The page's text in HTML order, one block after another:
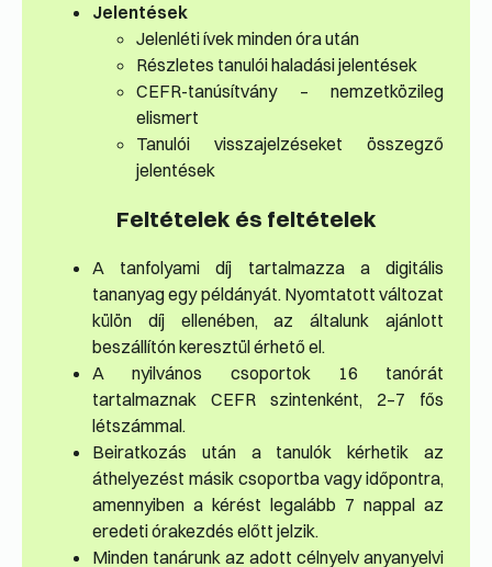
Jelentések
Jelenléti ívek minden óra után
Részletes tanulói haladási jelentések
CEFR-tanúsítvány – nemzetközileg
elismert
Tanulói visszajelzéseket összegző
jelentések
Feltételek és feltételek
A tanfolyami díj tartalmazza a digitális
tananyag egy példányát. Nyomtatott változat
külön díj ellenében, az általunk ajánlott
beszállítón keresztül érhető el.
A nyilvános csoportok 16 tanórát
tartalmaznak CEFR szintenként, 2–7 fős
létszámmal.
Beiratkozás után a tanulók kérhetik az
áthelyezést másik csoportba vagy időpontra,
amennyiben a kérést legalább 7 nappal az
eredeti órakezdés előtt jelzik.
Minden tanárunk az adott célnyelv anyanyelvi